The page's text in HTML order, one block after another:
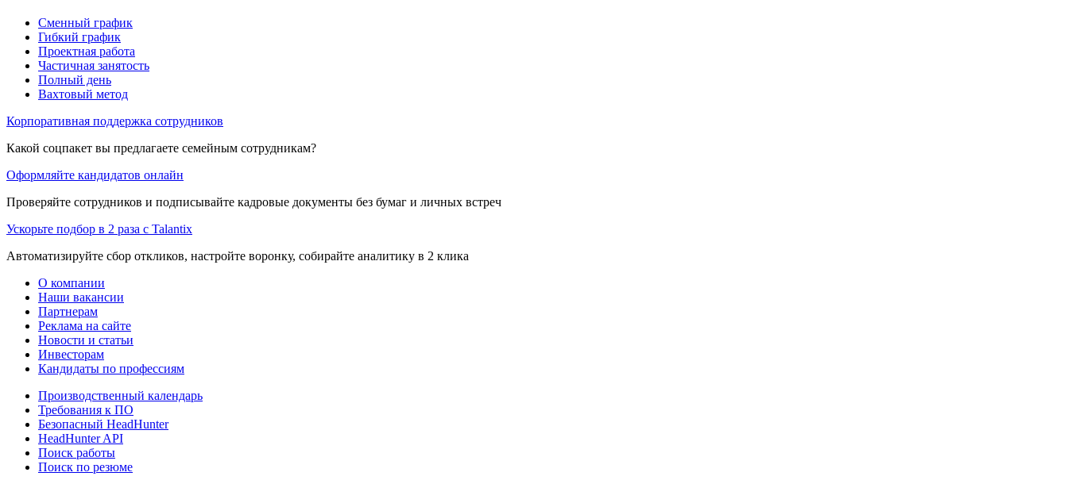
Сменный график
Гибкий график
Проектная работа
Частичная занятость
Полный день
Вахтовый метод
Корпоративная поддержка сотрудников
Какой соцпакет вы предлагаете семейным сотрудникам?
Оформляйте кандидатов онлайн
Проверяйте сотрудников и подписывайте кадровые документы без бумаг и личных встреч
Ускорьте подбор в 2 раза с Talantix
Автоматизируйте сбор откликов, настройте воронку, собирайте аналитику в 2 клика
О компании
Наши вакансии
Партнерам
Реклама на сайте
Новости и статьи
Инвесторам
Кандидаты по профессиям
Производственный календарь
Требования к ПО
Безопасный HeadHunter
HeadHunter API
Поиск работы
Поиск по резюме